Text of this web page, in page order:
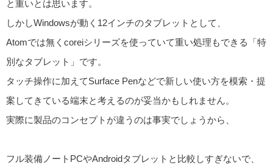
と重いとは思います。
しかしWindowsが動く12インチのタブレットとして、
Atomでは無くcoreiシリーズを使っていて重い処理もできる「特
別なタブレット」です。
タッチ操作に加えてSurface Penなどで新しい使い方を模索・提
案してきている端末と考えるのが妥当かもしれません。
実際に製品のコンセプトが違うのは事実でしょうから、
フル装備ノートPCやAndroidタブレットと比較しすぎないで、